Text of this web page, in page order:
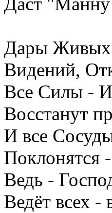
Дары Живых
Видений,
Все Силы -
Восстанут
И все
Поклонятся
Ведь -
Ведёт всех